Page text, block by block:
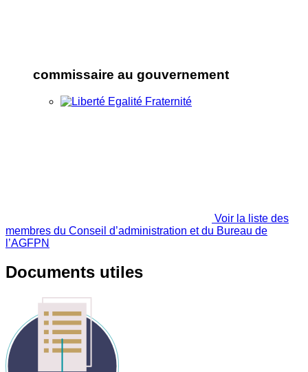
commissaire au gouvernement
Voir la liste des
membres du Conseil d’administration et du Bureau de
l’AGFPN
Documents utiles